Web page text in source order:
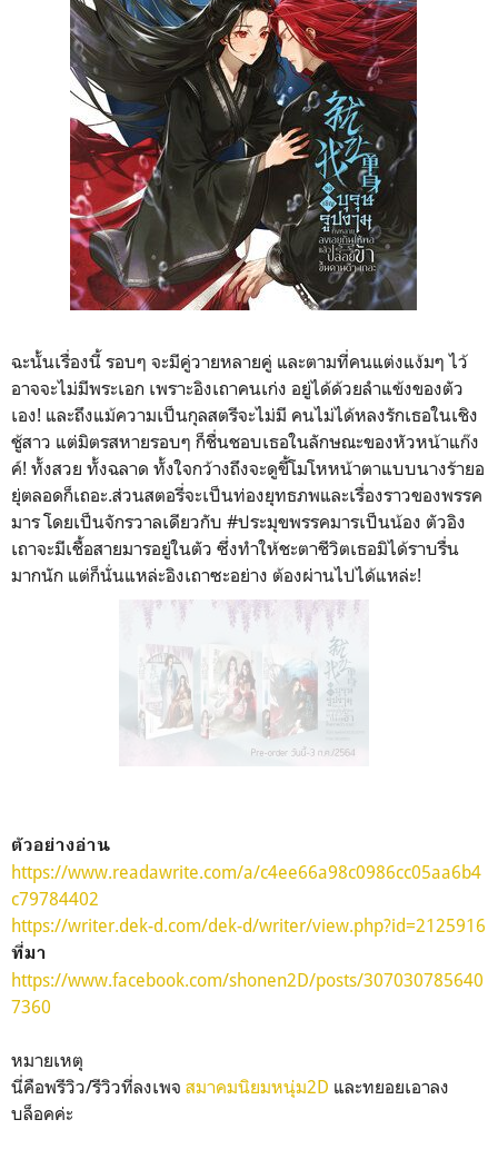
ฉะนั้นเรื่องนี้ รอบๆ จะมีคู่วายหลายคู่ และตามที่คนแต่งแง้มๆ ไว้
อาจจะไม่มีพระเอก เพราะอิงเถาคนเก่ง อยู่ได้ด้วยลำแข้งของตัว
เอง! และถึงแม้ความเป็นกุลสตรีจะไม่มี คนไม่ได้หลงรักเธอในเชิง
ชู้สาว แต่มิตรสหายรอบๆ ก็ชื่นชอบเธอในลักษณะของหัวหน้าแก๊ง
ค์! ทั้งสวย ทั้งฉลาด ทั้งใจกว้างถึงจะดูขี้โมโหหน้าตาแบบนางร้ายอ
ยุ่ตลอดก็เถอะ.ส่วนสตอรี่จะเป็นท่องยุทธภพและเรื่องราวของพรรค
มาร โดยเป็นจักรวาลเดียวกับ #ประมุขพรรคมารเป็นน้อง ตัวอิง
เถาจะมีเชื้อสายมารอยู่ในตัว ซึ่งทำให้ชะตาชีวิตเธอมิได้ราบรื่น
มากนัก แต่ก็นั่นแหล่ะอิงเถาซะอย่าง ต้องผ่านไปได้แหล่ะ!
ตัวอย่างอ่าน
https://www.readawrite.com/a/c4ee66a98c0986cc05aa6b4
c79784402
https://writer.dek-d.com/dek-d/writer/view.php?id=2125916
ที่มา
https://www.facebook.com/shonen2D/posts/307030785640
7360
หมายเหตุ
นี่คือพรีวิว/รีวิวที่ลงเพจ สมาคมนิยมหนุ่ม2D และทยอยเอาลง
บล็อคค่ะ